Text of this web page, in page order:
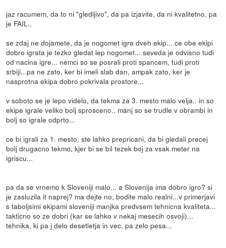
jaz racumem, da to ni "gledljivo", da pa izjavite, da ni kvalitetno, pa
je FAIL..
se zdaj ne dojamete, da je nogomet igra dveh ekip... ce obe ekipi
dobro igrata je tezko gledat lep nogomet... seveda je odvisno tudi
od nacina igre... nemci so se posrali proti spancem, tudi proti
srbiji...pa ne zato, ker bi imeli slab dan, ampak zato, ker je
nasprotna ekipa dobro pokrivala prostore...
v soboto se je lepo videlo, da tekma za 3. mesto malo velja.. in so
ekipe igrale veliko bolj sprosceno.. manj so se trudle v obrambi in
bolj so igrale odprto...
ce bi igrali za 1. mesto, ste lahko prepricani, da bi gledali precej
bolj drugacno tekmo, kjer bi se bil tezek boj za vsak meter na
igriscu...
pa da se vrnemo k Sloveniji malo... a Slovenija ima dobro igro? si
je zasluzila it naprej? ma dejte no, bodite malo realni...v primerjavi
s taboljsimi ekipami sloveniji manjka predvsem tehnicna kvaliteta...
takticno so ze dobri (kar se lahko v nekaj mesecih osvoji)...
tehnika, ki pa j delo desetletja in vec, pa zelo pesa...